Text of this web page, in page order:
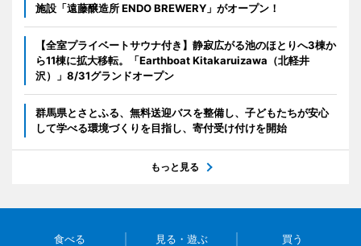
施設「遠藤醸造所 ENDO BREWERY」がオープン！
【全室プライベートサウナ付き】静寂広がる池のほとりへ3棟か
ら11棟に拡大移転。「Earthboat Kitakaruizawa（北軽井
沢）」8/31グランドオープン
群馬県とさとふる、無料送迎バスを整備し、子どもたちが安心
して学べる環境づくりを目指し、寄付受け付けを開始
もっと見る
食べる 見る・遊ぶ 買う